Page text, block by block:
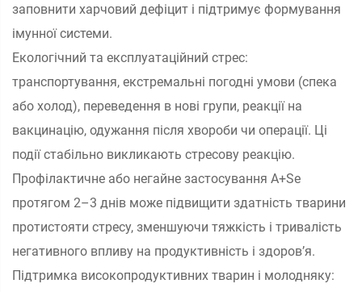
заповнити харчовий дефіцит і підтримує формування
імунної системи.
Екологічний та експлуатаційний стрес:
транспортування, екстремальні погодні умови (спека
або холод), переведення в нові групи, реакції на
вакцинацію, одужання після хвороби чи операції. Ці
події стабільно викликають стресову реакцію.
Профілактичне або негайне застосування A+Se
протягом 2–3 днів може підвищити здатність тварини
протистояти стресу, зменшуючи тяжкість і тривалість
негативного впливу на продуктивність і здоров’я.
Підтримка високопродуктивних тварин і молодняку: